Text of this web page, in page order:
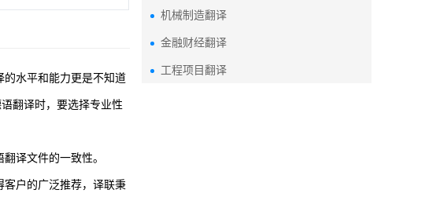
的水平和能力更是不知道
翻译时，要选择专业性
译文件的一致性。
客户的广泛推荐，译联秉
机械制造翻译
金融财经翻译
工程项目翻译